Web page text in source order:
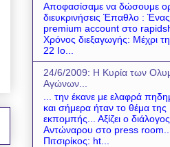
Αποφασίσαμε να δώσουμε
διευκρινήσεις Έπαθλο :
premium account στο
Χρόνος διεξαγωγής: Μέχρι
22 Ιο...
24/6/2009: Η Κυρία των
Αγώνων...
... την έκανε με ελαφρά
και σήμερα ήταν το θέμα της
εκπομπής... Αξίζει ο
Αντώναρου στο press room...
Πιτσιρίκος: ht...